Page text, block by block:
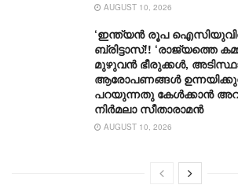
AUGUST 10, 2026
‘ഇന്ത്യൻ രൂപ
ബ്രിട്ടാസ്!! ‘രാജ്യത്തെ
മുഴുവൻ ഭീരുക്കൾ,
ആരോപണങ്ങൾ
പറയുന്നതു കേൾക്കാൻ
നിർമലാ സീതാരാമൻ
AUGUST 10, 2026